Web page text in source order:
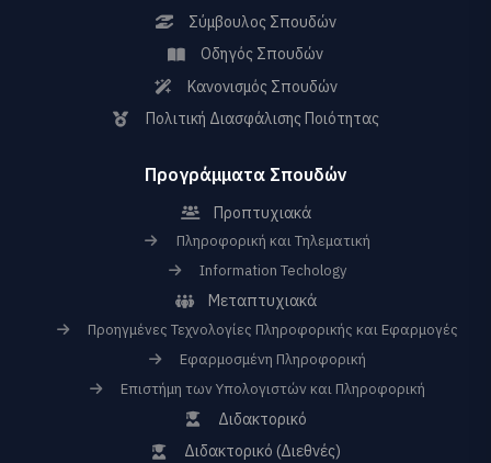
Σύμβουλος Σπουδών
Οδηγός Σπουδών
Κανονισμός Σπουδών
Πολιτική Διασφάλισης Ποιότητας
Προγράμματα Σπουδών
Προπτυχιακά
Πληροφορική και Τηλεματική
Information Techology
Μεταπτυχιακά
Προηγμένες Τεχνολογίες Πληροφορικής και Εφαρμογές
Εφαρμοσμένη Πληροφορική
Επιστήμη των Υπολογιστών και Πληροφορική
Διδακτορικό
Διδακτορικό (Διεθνές)